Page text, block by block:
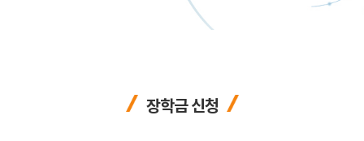
장학금 신청